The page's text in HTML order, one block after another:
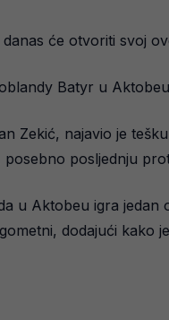
danas će otvoriti svoj
Batyr u
Zekić, najavio je
posljednju
u Aktobeu igra jedan
dodajući kako